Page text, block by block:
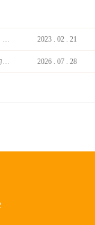
2023 . 02 . 21
2026 . 07 . 28